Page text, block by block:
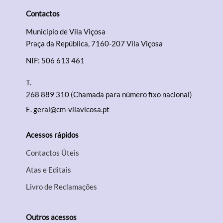
Contactos
Município de Vila Viçosa
Praça da República, 7160-207 Vila Viçosa
NIF: 506 613 461
T.
268 889 310 (Chamada para número fixo nacional)
E.geral@cm-vilavicosa.pt
Acessos rápidos
Contactos Úteis
Atas e Editais
Livro de Reclamações
Outros acessos